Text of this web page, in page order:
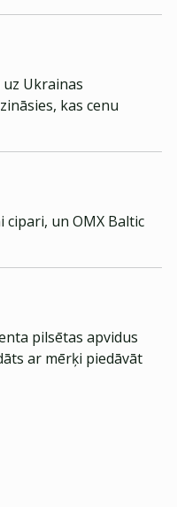
Ukrainas
kas cenu
un OMX Baltic
pilsētas apvidus
ar mērķi piedāvāt